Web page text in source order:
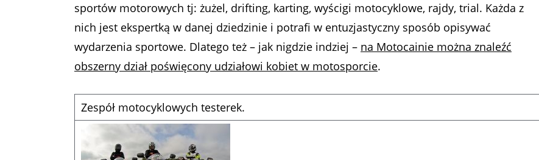
sportów motorowych tj: żużel, drifting, karting, wyścigi motocyklowe, rajdy, trial. Każda z
nich jest ekspertką w danej dziedzinie i potrafi w entuzjastyczny sposób opisywać
wydarzenia sportowe. Dlatego też – jak nigdzie indziej – na Motocainie można znaleźć
obszerny dział poświęcony udziałowi kobiet w motosporcie.
Zespół motocyklowych testerek.